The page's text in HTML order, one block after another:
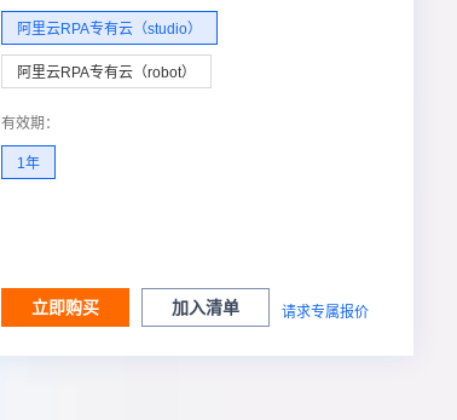
阿里云RPA专有云（studio）
阿里云RPA专有云（robot）
有效期 ：
1年
立即购买 加入清单 请求专属报价